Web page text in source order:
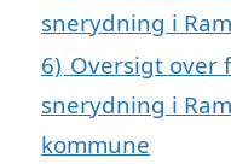
snerydning i
6) Oversigt over
snerydning i
kommune